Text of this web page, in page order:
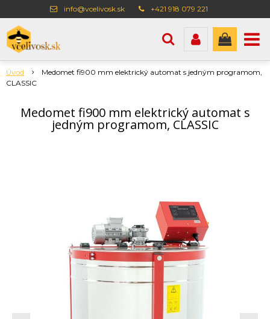
info@vcelivosk.sk +421 918 079 221
Úvod
Medomet fi900 mm elektrický automat s jedným programom,
CLASSIC
Medomet fi900 mm elektrický automat s
jedným programom, CLASSIC